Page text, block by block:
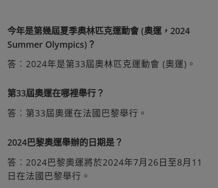
今年是第幾屆夏季奧林匹克運動會 (奧運，2024
Summer Olympics)？
答︰2024年是第33屆奧林匹克運動會 (奧運)。
第33屆奧運在哪裡舉行？
答︰第33屆奧運在法國巴黎舉行。
2024巴黎奧運舉辦的日期是？
答︰2024巴黎奧運將於2024年7月26日至8月11
日在法國巴黎舉行。